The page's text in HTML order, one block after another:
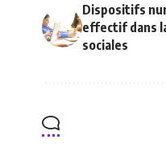
Dispositifs
effectif dans
sociales